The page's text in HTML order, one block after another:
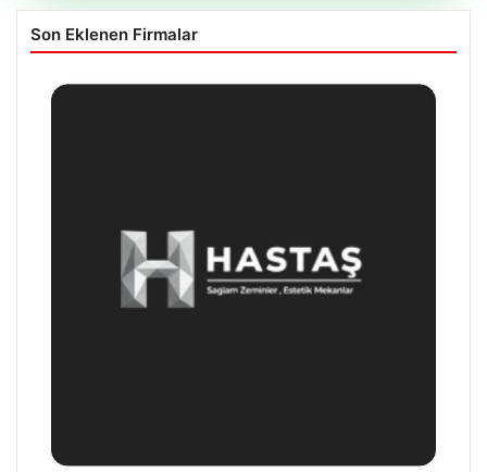
Son Eklenen Firmalar